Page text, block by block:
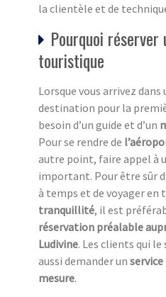
la clientèle et de
Pourquoi
touristique
Lorsque vous arrivez dans
destination pour la
besoin d’un guide et d’un
Pour se rendre de
autre point, faire appel à
important. Pour être sûr
à temps et de voyager en
tranquillité, il est
réservation préalable
Ludivine. Les clients qui
aussi demander un
mesure.